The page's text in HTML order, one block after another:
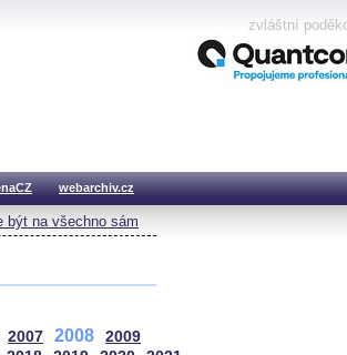
zvláštní
webarchiv.cz
být na všechno sám
2007 2008
2009